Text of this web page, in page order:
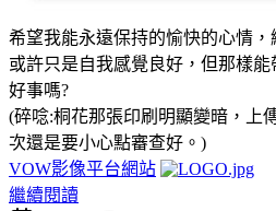
希望我能永遠保持的愉快的心情，
或許只是自我感覺良好，但那樣
好事嗎?
(碎唸:桐花那張印刷明顯變暗，上
次還是要小心點審查好。)
VOW影像平台網站
繼續閱讀